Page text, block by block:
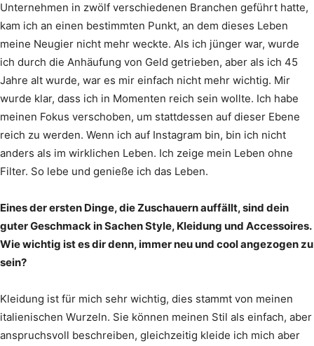
Unternehmen in zwölf verschiedenen Branchen geführt hatte,
kam ich an einen bestimmten Punkt, an dem dieses Leben
meine Neugier nicht mehr weckte. Als ich jünger war, wurde
ich durch die Anhäufung von Geld getrieben, aber als ich 45
Jahre alt wurde, war es mir einfach nicht mehr wichtig. Mir
wurde klar, dass ich in Momenten reich sein wollte. Ich habe
meinen Fokus verschoben, um stattdessen auf dieser Ebene
reich zu werden. Wenn ich auf Instagram bin, bin ich nicht
anders als im wirklichen Leben. Ich zeige mein Leben ohne
Filter. So lebe und genieße ich das Leben.
Eines der ersten Dinge, die Zuschauern auffällt, sind dein
guter Geschmack in Sachen Style, Kleidung und Accessoires.
Wie wichtig ist es dir denn, immer neu und cool angezogen zu
sein?
Kleidung ist für mich sehr wichtig, dies stammt von meinen
italienischen Wurzeln. Sie können meinen Stil als einfach, aber
anspruchsvoll beschreiben, gleichzeitig kleide ich mich aber